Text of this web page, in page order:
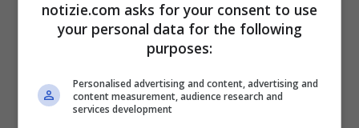
Finlandia nel mar Baltico.
I caccia non avevano piani di volo, i loro
transponder erano spenti e non erano in
notizie.com asks for your consent to use
your personal data for the following
purposes:
Personalised advertising and content, advertising and
content measurement, audience research and
services development